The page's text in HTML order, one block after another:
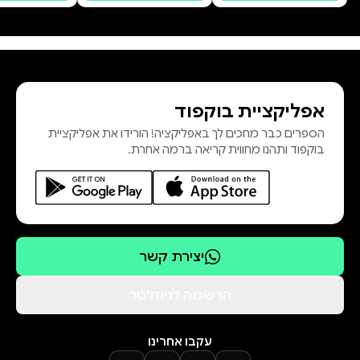
אפליקציית בוקפוד
הספרים כבר מחכים לך באפליקציה! הורידו את אפליקציית
בוקפוד ותהנו מחווית קריאה ברמה אחרת.
יצירת קשר
עקבו אחרינו